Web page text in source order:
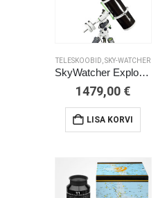
TELESKOOBID,SKY-WATCHER
SkyWatcher Explorer-200P EQ5 PRO SynScan
1479,00 €
LISA KORVI